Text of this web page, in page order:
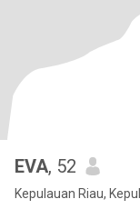
EVA, 52
Kepulauan Riau,